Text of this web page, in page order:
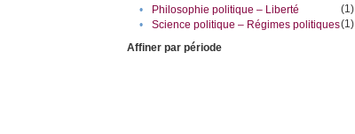
•
Philosophie politique – Liberté
(1)
•
Science politique – Régimes politiques(1)
Affiner par période